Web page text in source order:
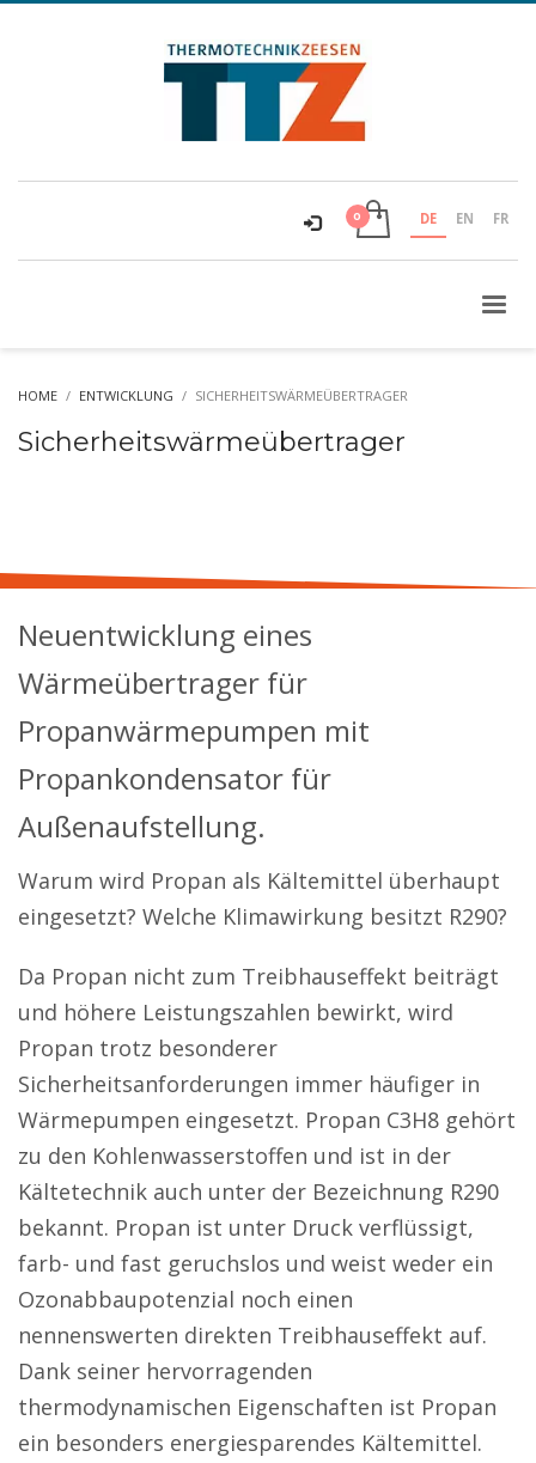
DE EN FR
HOME ENTWICKLUNG SICHERHEITSWÄRMEÜBERTRAGER
Sicherheitswärmeübertrager
Neuentwicklung eines
Wärmeübertrager für
Propanwärmepumpen mit
Propankondensator für
Außenaufstellung.
Warum wird Propan als Kältemittel überhaupt
eingesetzt? Welche Klimawirkung besitzt R290?
Da Propan nicht zum Treibhauseffekt beiträgt
und höhere Leistungszahlen bewirkt, wird
Propan trotz besonderer
Sicherheitsanforderungen immer häufiger in
Wärmepumpen eingesetzt. Propan C3H8 gehört
zu den Kohlenwasserstoffen und ist in der
Kältetechnik auch unter der Bezeichnung R290
bekannt. Propan ist unter Druck verflüssigt,
farb- und fast geruchslos und weist weder ein
Ozonabbaupotenzial noch einen
nennenswerten direkten Treibhauseffekt auf.
Dank seiner hervorragenden
thermodynamischen Eigenschaften ist Propan
ein besonders energiesparendes Kältemittel.